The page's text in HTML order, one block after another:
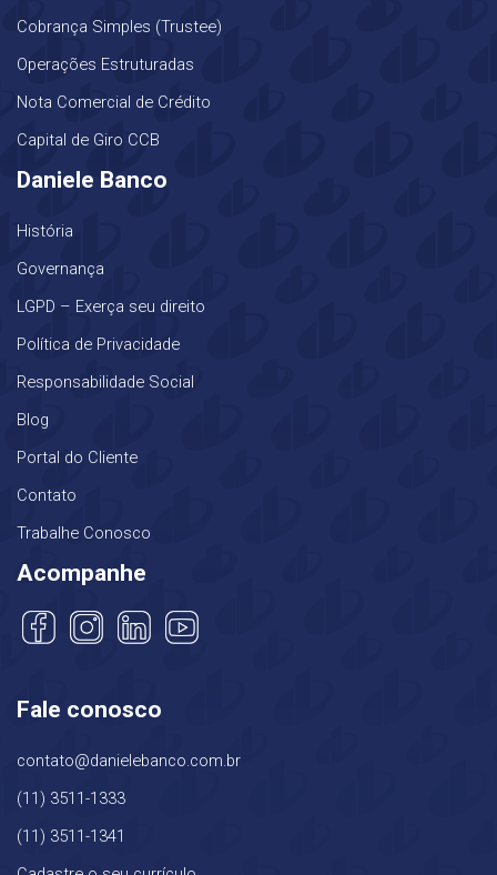
Cobrança Simples (Trustee)
Operações Estruturadas
Nota Comercial de Crédito
Capital de Giro CCB
Daniele Banco
História
Governança
LGPD – Exerça seu direito
Política de Privacidade
Responsabilidade Social
Blog
Portal do Cliente
Contato
Trabalhe Conosco
Acompanhe
Fale conosco
contato@danielebanco.com.br
(11) 3511-1333
(11) 3511-1341